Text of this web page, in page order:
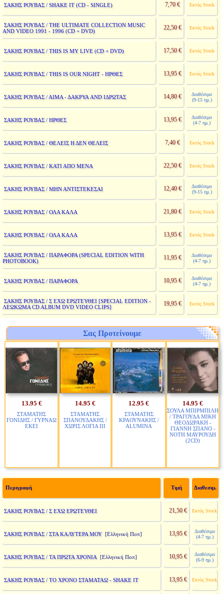
ΣΑΚΗΣ ΡΟΥΒΑΣ / SHAKE IT (CD - SINGLE) 7,70 € Εκτός Stock
ΣΑΚΗΣ ΡΟΥΒΑΣ / THE ULTIMATE COLLECTION MUSIC
AND VIDEO 1991 - 1996 (CD + DVD)
22,50 € Εκτός Stock
ΣΑΚΗΣ ΡΟΥΒΑΣ / THIS IS MY LIVE (CD + DVD) 17,50 € Εκτός Stock
ΣΑΚΗΣ ΡΟΥΒΑΣ / THIS IS OUR NIGHT - ΗΡΘΕΣ 13,95 € Εκτός Stock
ΣΑΚΗΣ ΡΟΥΒΑΣ / ΑΙΜΑ - ΔΑΚΡΥΑ AND ΙΔΡΩΤΑΣ 14,80 €
Διαθέσιμο
(9-15 ημ.)
ΣΑΚΗΣ ΡΟΥΒΑΣ / ΗΡΘΕΣ 13,95 €
Διαθέσιμο
(4-7 ημ.)
ΣΑΚΗΣ ΡΟΥΒΑΣ / ΘΕΛΕΙΣ Η ΔΕΝ ΘΕΛΕΙΣ 7,40 € Εκτός Stock
ΣΑΚΗΣ ΡΟΥΒΑΣ / ΚΑΤΙ ΑΠΟ ΜΕΝΑ 22,50 € Εκτός Stock
ΣΑΚΗΣ ΡΟΥΒΑΣ / ΜΗΝ ΑΝΤΙΣΤΕΚΕΣΑΙ 12,40 €
Διαθέσιμο
(9-15 ημ.)
ΣΑΚΗΣ ΡΟΥΒΑΣ / ΟΛΑ ΚΑΛΑ 21,80 € Εκτός Stock
ΣΑΚΗΣ ΡΟΥΒΑΣ / ΟΛΑ ΚΑΛΑ 13,95 € Εκτός Stock
ΣΑΚΗΣ ΡΟΥΒΑΣ / ΠΑΡΑΦΟΡΑ (SPECIAL EDITION WITH
PHOTOBOOK)
11,95 €
Διαθέσιμο
(4-7 ημ.)
ΣΑΚΗΣ ΡΟΥΒΑΣ / ΠΑΡΑΦΟΡΑ 10,95 €
Διαθέσιμο
(4-7 ημ.)
ΣΑΚΗΣ ΡΟΥΒΑΣ / Σ ΕΧΩ ΕΡΩΤΕΥΘΕΙ [SPECIAL EDITION -
ΛΕΩΚΩΜΑ CD ALBUM DVD VIDEO CLIPS]
19,95 € Εκτός Stock
Σας Προτείνουμε
13.95 €
ΣΤΑΜΑΤΗΣ
ΓΟΝΙΔΗΣ / ΓΥΡΝΑΩ
ΕΚΕΙ
14.95 €
ΣΤΑΜΑΤΗΣ
ΣΠΑΝΟΥΔΑΚΗΣ /
ΧΩΡΙΣ ΛΟΓΙΑ ΙΙΙ
12.95 €
ΣΤΑΜΑΤΗΣ
ΚΡΑΟΥΝΑΚΗΣ /
ALUMINA
14.95 €
ΣΟΥΛΑ ΜΠΙΡΜΠΙΛΗ
/ ΤΡΑΓΟΥΔΑ ΜΙΚΗ
ΘΕΟΔΩΡΑΚΗ -
ΓΙΑΝΝΗ ΣΠΑΝΟ -
ΝΟΤΗ ΜΑΥΡΟΥΔΗ
(2CD)
Περιγραφή Τιμή Διαθεσιμ.
ΣΑΚΗΣ ΡΟΥΒΑΣ / Σ ΕΧΩ ΕΡΩΤΕΥΘΕΙ 21,50 € Εκτός Stock
ΣΑΚΗΣ ΡΟΥΒΑΣ / ΣΤΑ ΚΑΛΥΤΕΡΑ ΜΟΥ [Ελληνική Ποπ] 13,95 €
Διαθέσιμο
(4-7 ημ.)
ΣΑΚΗΣ ΡΟΥΒΑΣ / ΤΑ ΠΡΩΤΑ ΧΡΟΝΙΑ [Ελληνική Ποπ] 10,95 €
Διαθέσιμο
(6-9 ημ.)
ΣΑΚΗΣ ΡΟΥΒΑΣ / ΤΟ ΧΡΟΝΟ ΣΤΑΜΑΤΑΩ - SHAKE IT 13,95 € Εκτός Stock